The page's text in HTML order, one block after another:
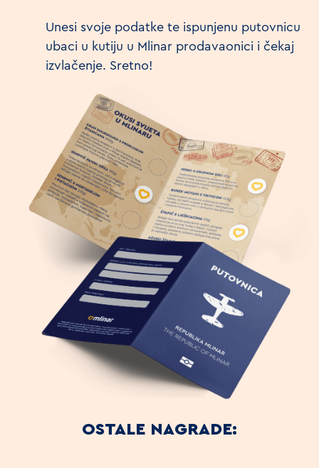
Unesi svoje podatke te ispunjenu putovnicu
ubaci u kutiju u Mlinar prodavaonici i čekaj
izvlačenje. Sretno!
OSTALE NAGRADE: